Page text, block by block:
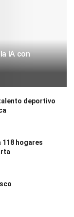
IA con
deportivo
118 hogares